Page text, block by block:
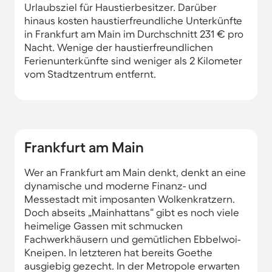
Urlaubsziel für Haustierbesitzer. Darüber
hinaus kosten haustierfreundliche Unterkünfte
in Frankfurt am Main im Durchschnitt 231 € pro
Nacht. Wenige der haustierfreundlichen
Ferienunterkünfte sind weniger als 2 Kilometer
vom Stadtzentrum entfernt.
Frankfurt am Main
Wer an Frankfurt am Main denkt, denkt an eine
dynamische und moderne Finanz- und
Messestadt mit imposanten Wolkenkratzern.
Doch abseits „Mainhattans“ gibt es noch viele
heimelige Gassen mit schmucken
Fachwerkhäusern und gemütlichen Ebbelwoi-
Kneipen. In letzteren hat bereits Goethe
ausgiebig gezecht. In der Metropole erwarten